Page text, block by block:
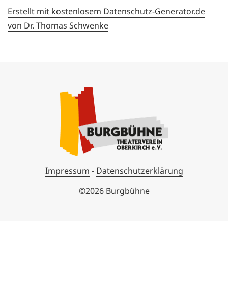
Erstellt mit kostenlosem Datenschutz-Generator.de
von Dr. Thomas Schwenke
Impressum - Datenschutzerklärung
©2026 Burgbühne